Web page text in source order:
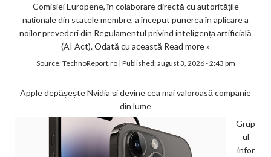
Comisiei Europene, în colaborare directă cu autoritățile
naționale din statele membre, a început punerea în aplicare a
noilor prevederi din Regulamentul privind inteligența artificială
(AI Act). Odată cu această Read more »
Source:TechnoReport.ro| Published:august 3, 2026 - 2:43 pm
Apple depășește Nvidia și devine cea mai valoroasă companie
din lume
Grup
ul
infor